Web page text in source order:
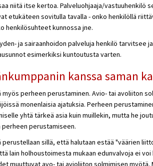
niitä itse kertoa. Palveluohjaaja/vastuuhenkilö
etukäteen sovitulla tavalla - onko henkilöllä
henkilösuhteet kunnossa jne.
ja sairaanhoidon palveluja henkilö tarvitsee
esimerkiksi kuntoutusta varten.
kanssa saman
perheen perustaminen. Avio- tai avoliiton
monenlaisia ajatuksia. Perheen
yhtä tärkeä asia kuin muillekin, mutta he
perustamiseen.
sillä, että halutaan estää "väärien
lain holhoustoimesta mukaan edunvalvoja ei
muuttuvat avo- tai avioliiton solmimisen myötä.